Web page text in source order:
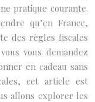
pratique courante.
qu’en France,
des règles fiscales
vous demandez
en cadeau sans
cet article est
allons explorer les